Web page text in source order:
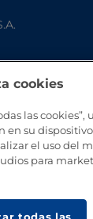
cookies
las cookies”,
en su
el uso del
para